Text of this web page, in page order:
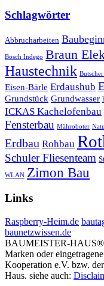
Schlagwörter
Abbrucharbeiten
Bosch Indego Braun
Haustechnik
Eisen-Bärle Erdaushub
Grundstück Grundwasser
ICKAS Kachelofenbau
Fensterbau Mähroboter
Erdbau Rohbau
Schuler Fliesenteam
WLAN Zimon Bau
Links
Raspberry-Heim.de
baunetzwissen.de
BAUMEISTER-HAUS®
Marken oder
Kooperation e.V. bzw.
Haus. siehe auch: